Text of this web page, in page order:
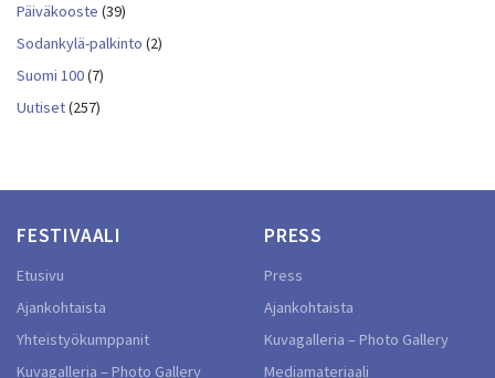
Päiväkooste (39)
Sodankylä-palkinto (2)
Suomi 100(7)
Uutiset(257)
FESTIVAALI
Etusivu
Ajankohtaista
Yhteistyökumppanit
Kuvagalleria – Photo Gallery
PRESS
Press
Ajankohtaista
Kuvagalleria – Photo Gallery
Mediamateriaali